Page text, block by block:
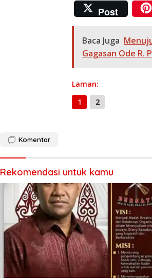
ac
e
b
o
k
el
e
gr
a
h
at
s
A
Post
Baca Juga
Gagasan Ode R.
Laman:
1
2
Komentar
Rekomendasi untuk kamu